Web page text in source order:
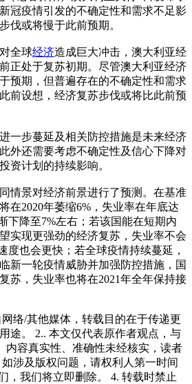
冠疫情引发的不确定性和需求不足影
伐或将慢于此前预期。
全球经济造成巨大冲击，澳大利亚经
正处于复苏初期。尽管澳大利亚经济
预期，但普遍存在的不确定性和需求
前设想，经济复苏步伐或将比此前预
步蔓延及相关防控措施是未来经济
外还需要考虑不确定性及信心下降对
资计划的持续影响。
景对经济前景进行了预测。在基准
在2020年萎缩6%，失业率在年底达
下降至7%左右；若该国能在短期内
实现更强劲的经济复苏，失业率不会
度也会更快；若全球疫情持续蔓延，
新一轮疫情威胁并加强防控措施，国
苏，失业率也将在2021年全年保持接
络/其他媒体，转载目的在于传递更
途。 2.. 本文仅代表原作者观点，与
内容真实性、准确性未经核实，读者
涉及版权问题，请权利人第一时间
，我们将立即删除。 4. 转载时禁止